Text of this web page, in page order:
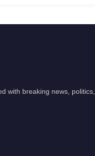
with breaking news, politics,